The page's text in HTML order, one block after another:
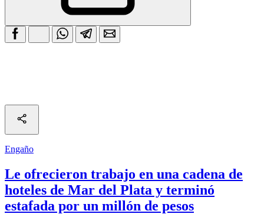
Engaño
Le ofrecieron trabajo en una cadena de
hoteles de Mar del Plata y terminó
estafada por un millón de pesos